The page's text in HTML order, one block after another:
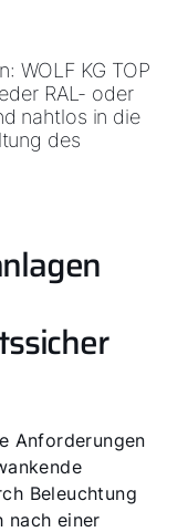
WOLF KG TOP
RAL- oder
nahtlos in die
des
Anforderungen
Beleuchtung
nach einer